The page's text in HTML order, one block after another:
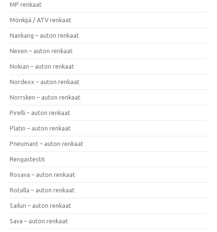
MP renkaat
Mönkijä / ATV renkaat
Nankang – auton renkaat
Nexen – auton renkaat
Nokian – auton renkaat
Nordexx – auton renkaat
Norrsken – auton renkaat
Pirelli – auton renkaat
Platin – auton renkaat
Pneumant – auton renkaat
Rengastestit
Rosava – auton renkaat
Rotalla – auton renkaat
Sailun – auton renkaat
Sava – auton renkaat